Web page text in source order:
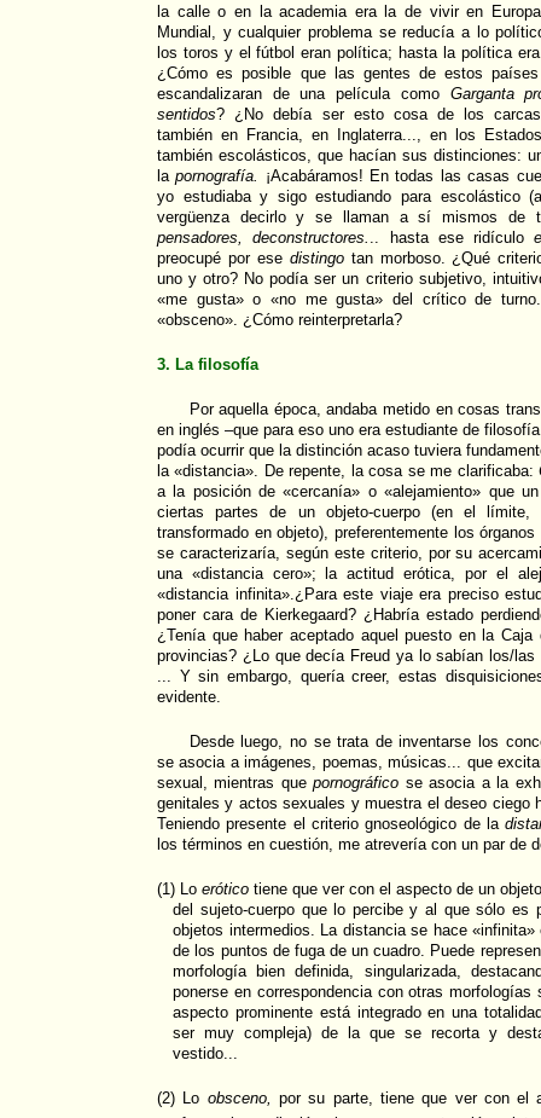
la calle o en la academia era la de vivir en
Mundial, y cualquier problema se reducía a lo
los toros y el fútbol eran política; hasta la política
¿Cómo es posible que las gentes de estos
escandalizaran de una película como Garganta
sentidos? ¿No debía ser esto cosa de los
también en Francia, en Inglaterra..., en los
también escolásticos, que hacían sus distinciones:
lapornografía. ¡Acabáramos! En todas las casas
yo estudiaba y sigo estudiando para escolástico
vergüenza decirlo y se llaman a sí mismos de
pensadores,
deconstructores. .. hasta ese ridículo
preocupé por ese distingotan morboso. ¿Qué
uno y otro? No podía ser un criterio subjetivo,
«me gusta» o «no me gusta» del crítico de
«obsceno». ¿Cómo reinterpretarla?
3. La filosofía
Por aquella época, andaba metido en cosas
en inglés –que para eso uno era estudiante de
podía ocurrir que la distinción acaso tuviera
la «distancia». De repente, la cosa se me clarificaba:
a la posición de «cercanía» o «alejamiento» que
ciertas partes de un objeto-cuerpo (en el límite,
transformado en objeto), preferentemente los
se caracterizaría, según este criterio, por su
una «distancia cero»; la actitud erótica, por el
«distancia infinita».¿Para este viaje era preciso
poner cara de Kierkegaard? ¿Habría estado
¿Tenía que haber aceptado aquel puesto en la
provincias? ¿Lo que decía Freud ya lo sabían los/
... Y sin embargo, quería creer, estas
evidente.
Desde luego, no se trata de inventarse los
se asocia a imágenes, poemas, músicas... que
sexual, mientras quepornográfico se asocia a la
genitales y actos sexuales y muestra el deseo ciego
Teniendo presente el criterio gnoseológico de la
los términos en cuestión, me atrevería con un par de
(1) Lo erótico tiene que ver con el aspecto de un
del sujeto-cuerpo que lo percibe y al que sólo es
objetos intermedios. La distancia se hace
de los puntos de fuga de un cuadro. Puede
morfología bien definida, singularizada,
ponerse en correspondencia con otras
aspecto prominente está integrado en una
ser muy compleja) de la que se recorta y
vestido...
(2) Lo obsceno, por su parte, tiene que ver con el